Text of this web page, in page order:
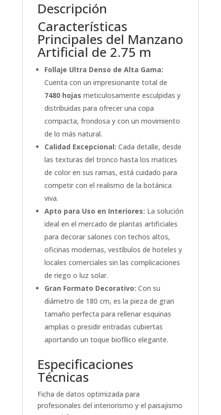
Descripción
Características
Principales del Manzano
Artificial de 2.75 m
Follaje Ultra Denso de Alta Gama:
Cuenta con un impresionante total de
7480 hojas meticulosamente esculpidas y
distribuidas para ofrecer una copa
compacta, frondosa y con un movimiento
de lo más natural.
Calidad Excepcional: Cada detalle, desde
las texturas del tronco hasta los matices
de color en sus ramas, está cuidado para
competir con el realismo de la botánica
viva.
Apto para Uso en Interiores: La solución
ideal en el mercado de plantas artificiales
para decorar salones con techos altos,
oficinas modernas, vestíbulos de hoteles y
locales comerciales sin las complicaciones
de riego o luz solar.
Gran Formato Decorativo: Con su
diámetro de 180 cm, es la pieza de gran
tamaño perfecta para rellenar esquinas
amplias o presidir entradas cubiertas
aportando un toque biofílico elegante.
Especificaciones
Técnicas
Ficha de datos optimizada para
profesionales del interiorismo y el paisajismo